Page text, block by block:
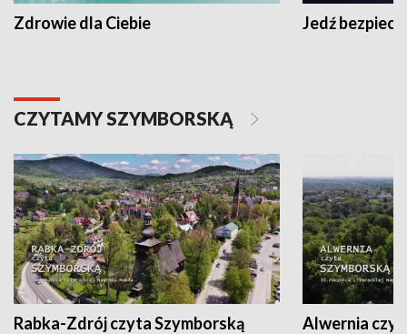
Zdrowie dla Ciebie Jedź
CZYTAMY SZYMBORSKĄ
Rabka-Zdrój czyta Szymborską Alwernia